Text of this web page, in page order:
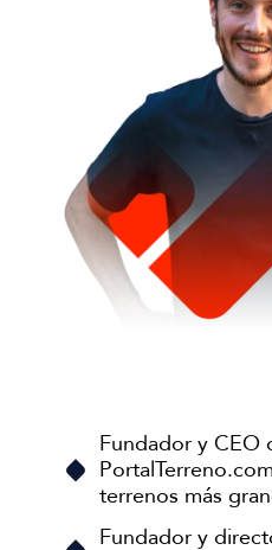
Fundador y CEO
terrenos más
Fundador y